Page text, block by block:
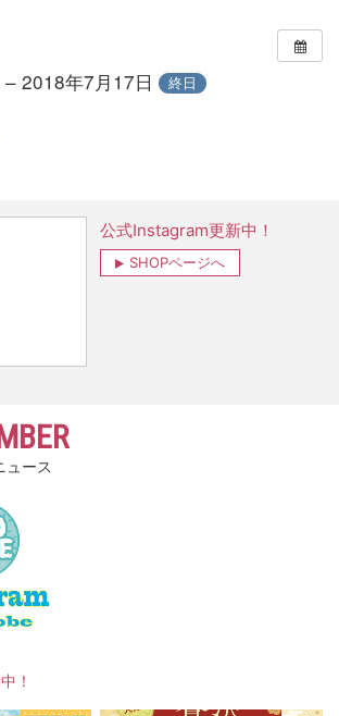
2018年7月17日 終日
公式Instagram更新中！
SHOPページへ
ュース
！